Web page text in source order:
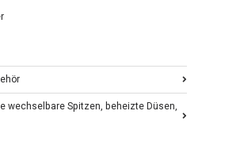
wechselbare Spitzen, beheizte Düsen,